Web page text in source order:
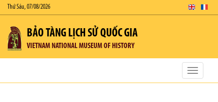
Thứ Sáu, 07/08/2026
BẢO TÀNG LỊCH SỬ QUỐC GIA
VIETNAM NATIONAL MUSEUM OF HISTORY
Toggle